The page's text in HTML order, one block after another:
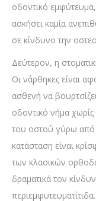
οδοντικό
ασκήσει καμία
σε κίνδυνο την
Δεύτερον, η
Οι νάρθηκες είναι
ασθενή να
οδοντικό νήμα
του οστού γύρω από
κατάσταση είναι
των κλασικών
δραματικά τον
περιεμφυτευματίτιδα.